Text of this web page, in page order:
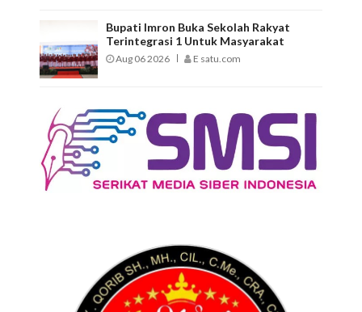
Bupati Imron Buka Sekolah Rakyat
Terintegrasi 1 Untuk Masyarakat
Aug 06 2026 E satu.com